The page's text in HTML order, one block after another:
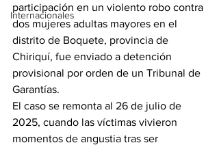
Internacionales
participación en un violento robo contra
dos mujeres adultas mayores en el
distrito de Boquete, provincia de
Chiriquí, fue enviado a detención
provisional por orden de un Tribunal de
Garantías.
El caso se remonta al 26 de julio de
2025, cuando las víctimas vivieron
momentos de angustia tras ser